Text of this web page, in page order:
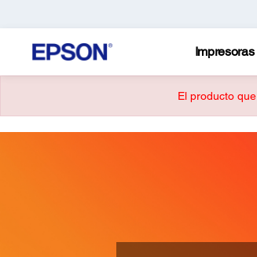
Impresoras
El producto